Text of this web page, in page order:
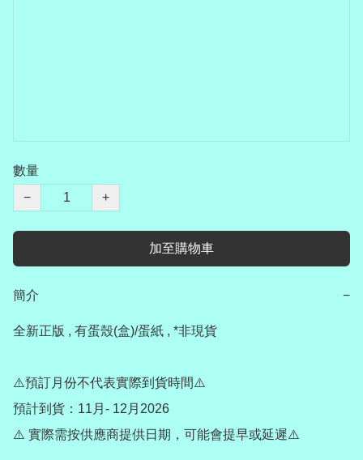
數量
−
+
加至購物車
簡介 −
全新正版 , 有蛋殼(盒)/蛋紙 , *非現貨
⚠️預訂月份不代表實際到貨時間⚠️
預計到貨：11月- 12月2026
⚠️ 實際需按供應商提供日期，可能會提早或延遲⚠️